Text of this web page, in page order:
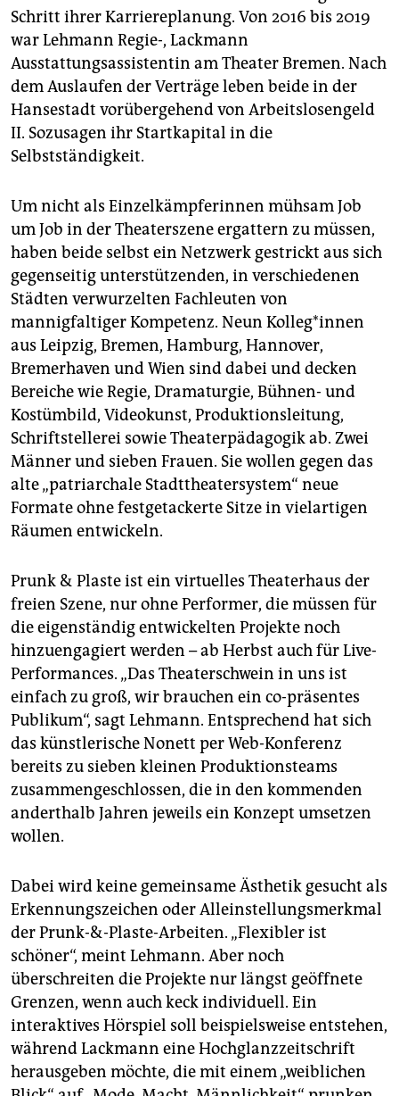
Schritt ihrer Karriereplanung. Von 2016 bis 2019
war Lehmann Regie-, Lackmann
Ausstattungsassistentin am Theater Bremen. Nach
dem Auslaufen der Verträge leben beide in der
Hansestadt vorübergehend von Arbeitslosengeld
II. Sozusagen ihr Startkapital in die
Selbstständigkeit.
Um nicht als Einzelkämpferinnen mühsam Job
um Job in der Theaterszene ergattern zu müssen,
haben beide selbst ein Netzwerk gestrickt aus sich
gegenseitig unterstützenden, in verschiedenen
Städten verwurzelten Fachleuten von
mannigfaltiger Kompetenz. Neun Kolleg*innen
aus Leipzig, Bremen, Hamburg, Hannover,
Bremerhaven und Wien sind dabei und decken
Bereiche wie Regie, Dramaturgie, Bühnen- und
Kostümbild, Videokunst, Produktionsleitung,
Schriftstellerei sowie Theaterpädagogik ab. Zwei
Männer und sieben Frauen. Sie wollen gegen das
alte „pa­triarchale Stadttheatersystem“ neue
Formate ohne festgetackerte Sitze in vielartigen
Räumen entwickeln.
Prunk & Plaste ist ein virtuelles Theaterhaus der
freien Szene, nur ohne Performer, die müssen für
die eigenständig entwickelten Projekte noch
hinzuengagiert werden – ab Herbst auch für Live-
Performances. „Das Theaterschwein in uns ist
einfach zu groß, wir brauchen ein co-präsentes
Publikum“, sagt Lehmann. Entsprechend hat sich
das künstlerische Nonett per Web-Konferenz
bereits zu sieben kleinen Produktionsteams
zusammengeschlossen, die in den kommenden
anderthalb Jahren jeweils ein Konzept umsetzen
wollen.
Dabei wird keine gemeinsame Ästhetik gesucht als
Erkennungszeichen oder Alleinstellungsmerkmal
der Prunk-&-Plaste-Arbeiten. „Flexibler ist
schöner“, meint Lehmann. Aber noch
überschreiten die Projekte nur längst geöffnete
Grenzen, wenn auch keck individuell. Ein
interaktives Hörspiel soll beispielsweise entstehen,
während Lackmann eine Hochglanzzeitschrift
herausgeben möchte, die mit einem „weiblichen